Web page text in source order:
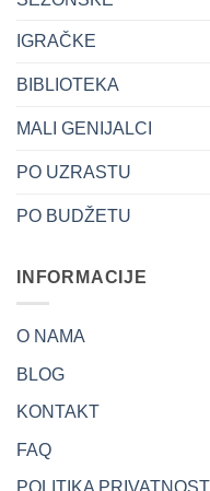
IGRAČKE
BIBLIOTEKA
MALI GENIJALCI
PO UZRASTU
PO BUDŽETU
INFORMACIJE
O NAMA
BLOG
KONTAKT
FAQ